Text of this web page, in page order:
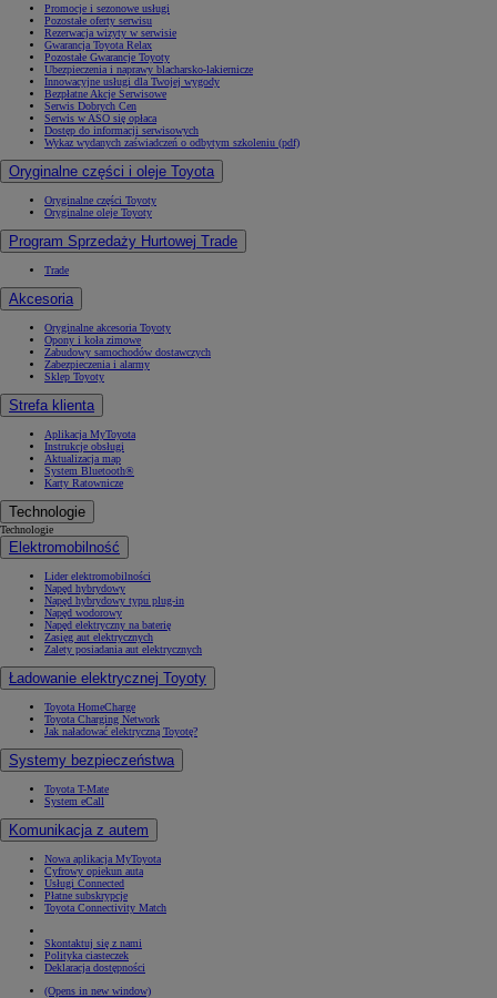
Promocje i sezonowe usługi
Pozostałe oferty serwisu
Rezerwacja wizyty w serwisie
Gwarancja Toyota Relax
Pozostałe Gwarancje Toyoty
Ubezpieczenia i naprawy blacharsko-lakiernicze
Innowacyjne usługi dla Twojej wygody
Bezpłatne Akcje Serwisowe
Serwis Dobrych Cen
Serwis w ASO się opłaca
Dostęp do informacji serwisowych
Wykaz wydanych zaświadczeń o odbytym szkoleniu (pdf)
Oryginalne części i oleje Toyota
Oryginalne części Toyoty
Oryginalne oleje Toyoty
Program Sprzedaży Hurtowej Trade
Trade
Akcesoria
Oryginalne akcesoria Toyoty
Opony i koła zimowe
Zabudowy samochodów dostawczych
Zabezpieczenia i alarmy
Sklep Toyoty
Strefa klienta
Aplikacja MyToyota
Instrukcje obsługi
Aktualizacja map
System Bluetooth®
Karty Ratownicze
Technologie
Technologie
Elektromobilność
Lider elektromobilności
Napęd hybrydowy
Napęd hybrydowy typu plug-in
Napęd wodorowy
Napęd elektryczny na baterię
Zasięg aut elektrycznych
Zalety posiadania aut elektrycznych
Ładowanie elektrycznej Toyoty
Toyota HomeCharge
Toyota Charging Network
Jak naładować elektryczną Toyotę?
Systemy bezpieczeństwa
Toyota T-Mate
System eCall
Komunikacja z autem
Nowa aplikacja MyToyota
Cyfrowy opiekun auta
Usługi Connected
Płatne subskrypcje
Toyota Connectivity Match
Skontaktuj się z nami
Polityka ciasteczek
Deklaracja dostępności
(Opens in new window)